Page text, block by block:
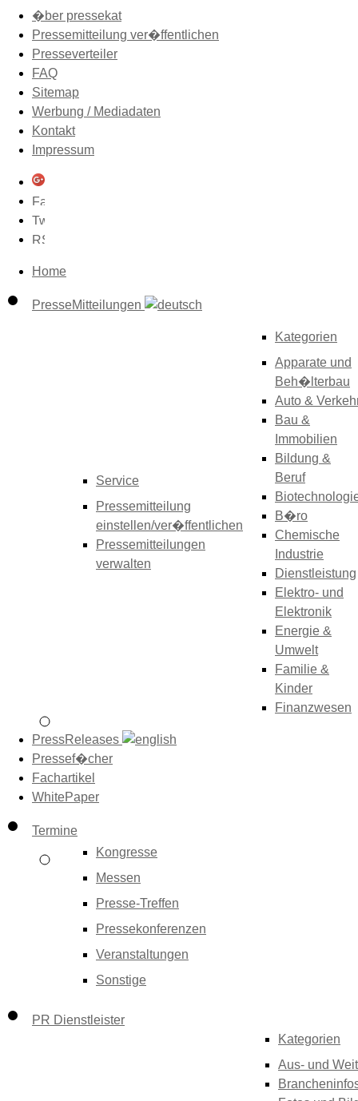
�ber pressekat
Pressemitteilung ver�ffentlichen
Presseverteiler
FAQ
Sitemap
Werbung / Mediadaten
Kontakt
Impressum
Home
PresseMitteilungen
Service
Pressemitteilung
einstellen/ver�ffentlichen
Pressemitteilungen
verwalten
Kategorien
Apparate und
Beh�lterbau
Auto &
Bau &
Immobilien
Bildung &
Beruf
B�ro
Chemische
Industrie
Dienstleistung
Elektro- und
Elektronik
Energie &
Umwelt
Familie &
Kinder
Finanzwesen
PressReleases
Pressef�cher
Fachartikel
WhitePaper
Termine
Kongresse
Messen
Presse-Treffen
Pressekonferenzen
Veranstaltungen
Sonstige
PR Dienstleister
Kategorien
Aus- und